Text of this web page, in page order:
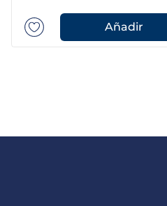
Añadir